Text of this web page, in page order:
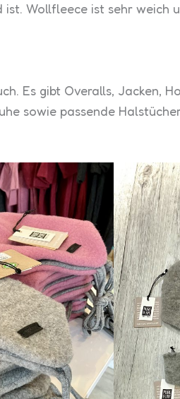
Wollfleece ist sehr
Es gibt Overalls, Jacken,
sowie passende